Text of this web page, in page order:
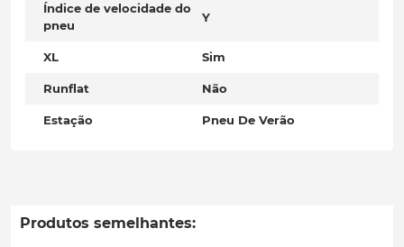
Índice de velocidade do
pneu
Y
XL Sim
Runflat Não
Estação Pneu De Verão
Produtos semelhantes: